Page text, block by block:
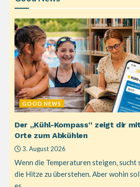
GOOD NEWS
Der „Kühl-Kompass“ zeigt dir
Orte zum Abkühlen
3. August 2026
Wenn die Temperaturen steigen, sucht
die Hitze zu überstehen. Aber wohin